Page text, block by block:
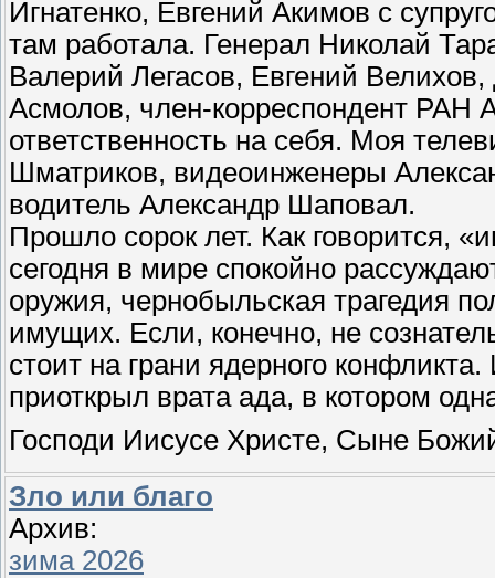
Игнатенко, Евгений Акимов с
там работала. Генерал Николай
Валерий Легасов, Евгений
Асмолов, член-корреспондент РАН
ответственность на себя. Моя
Шматриков, видеоинженеры
водитель Александр Шаповал.
Прошло сорок лет. Как говорится,
сегодня в мире спокойно
оружия, чернобыльская трагедия
имущих. Если, конечно, не
стоит на грани ядерного
приоткрыл врата ада, в котором
Господи Иисусе Христе, Сыне
Зло или благо
Архив:
зима 2026